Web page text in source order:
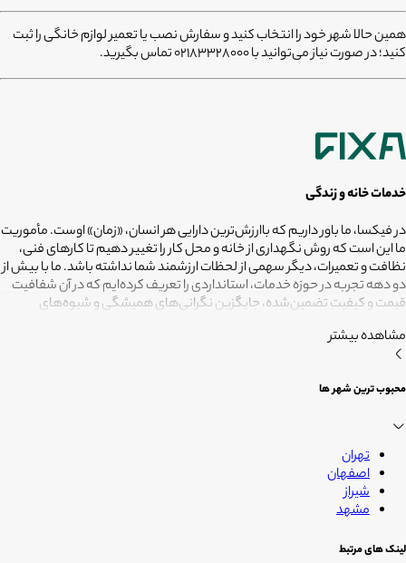
همین حالا شهر خود را انتخاب کنید و سفارش نصب یا تعمیر لوازم خانگی را ثبت
کنید؛ در صورت نیاز می‌توانید با 02183328000 تماس بگیرید.
خدمات خانه و زندگی
در فیکسا، ما باور داریم که باارزش‌ترین دارایی هر انسان، «زمان» اوست. مأموریت
ما این است که روش نگهداری از خانه و محل کار را تغییر دهیم تا کارهای فنی،
نظافت و تعمیرات، دیگر سهمی از لحظات ارزشمند شما نداشته باشد. ما با بیش از
دو دهه تجربه در حوزه خدمات، استانداردی را تعریف کرده‌ایم که در آن شفافیت
قیمت و کیفیت تضمین‌شده، جایگزین نگرانی‌های همیشگی و شیوه‌های
متخصصانی بسپاریم که از فیلترهای سخت‌گیرانه رد شده‌اند تا نتیجه نهایی،
دقیقاً همان فضای امن و بی‌دغدغه‌ای باشد که همیشه برای آرامش خود
آنکه شما فرصت بیشتری برای زندگی کردن داشته باشید؛ فیکسا، زمانی برای
مشاهده بیشتر
محبوب ترین شهر ها
تهران
اصفهان
شیراز
مشهد
لینک های مرتبط